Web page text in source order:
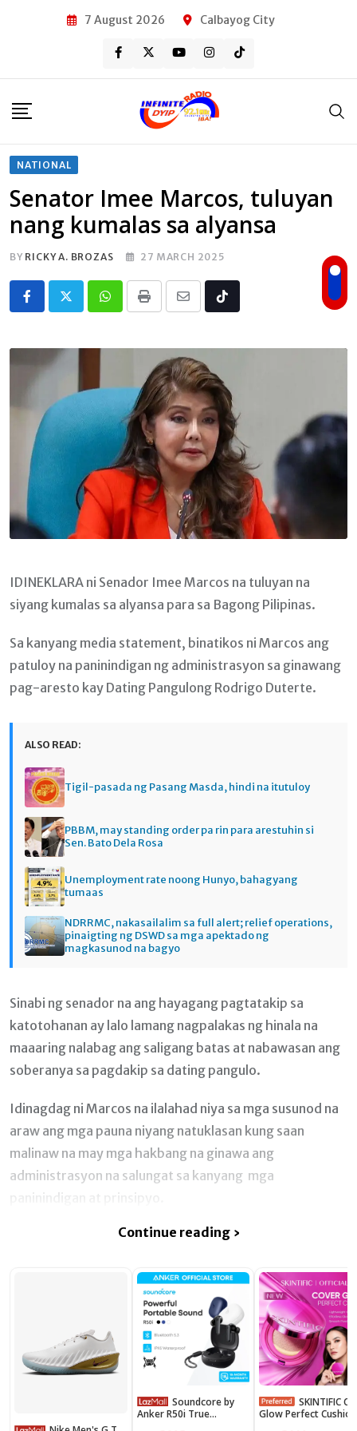
7 August 2026 Calbayog City
NATIONAL
Senator Imee Marcos, tuluyan
nang kumalas sa alyansa
BY RICKY A. BROZAS 27 MARCH 2025
Whatsapp
Print
Share
Email
Tiktok
IDINEKLARA ni Senador Imee Marcos na tuluyan na
siyang kumalas sa alyansa para sa Bagong Pilipinas.
Sa kanyang media statement, binatikos ni Marcos ang
patuloy na paninindigan ng administrasyon sa ginawang
pag-aresto kay Dating Pangulong Rodrigo Duterte.
ALSO READ:
Tigil-pasada ng Pasang Masda, hindi na itutuloy
PBBM, may standing order pa rin para arestuhin si
Sen. Bato Dela Rosa
Unemployment rate noong Hunyo, bahagyang
tumaas
NDRRMC, nakasailalim sa full alert; relief operations,
pinaigting ng DSWD sa mga apektado ng
magkasunod na bagyo
Sinabi ng senador na ang hayagang pagtatakip sa
katotohanan ay lalo lamang nagpalakas ng hinala na
maaaring nalabag ang saligang batas at nabawasan ang
soberanya sa pagdakip sa dating pangulo.
Idinagdag ni Marcos na ilalahad niya sa mga susunod na
araw ang mga pauna niyang natuklasan kung saan
malinaw na may mga hakbang na ginawa ang
administrasyon na salungat sa kanyang mga
Continue reading ›
Soundcore by
Anker R50i True
SKINTIFIC Cover
Glow Perfect Cushion